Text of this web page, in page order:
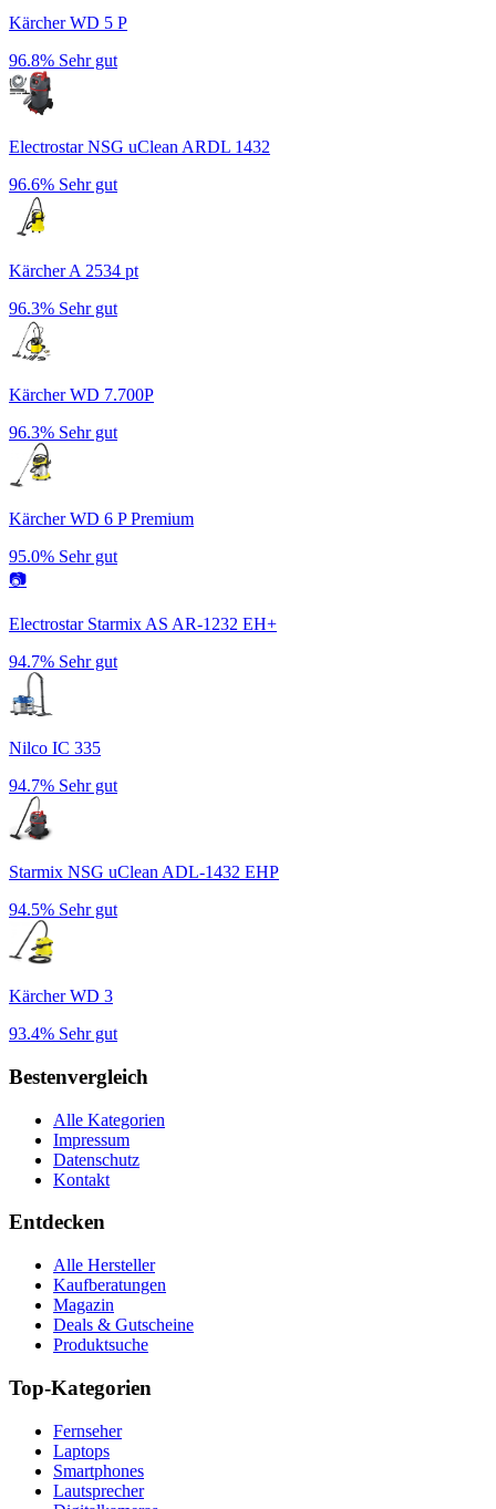
Kärcher WD 5 P
96.8% Sehr gut
Electrostar NSG uClean ARDL 1432
96.6% Sehr gut
Kärcher A 2534 pt
96.3% Sehr gut
Kärcher WD 7.700P
96.3% Sehr gut
Kärcher WD 6 P Premium
95.0% Sehr gut
📷
Electrostar Starmix AS AR-1232 EH+
94.7% Sehr gut
Nilco IC 335
94.7% Sehr gut
Starmix NSG uClean ADL-1432 EHP
94.5% Sehr gut
Kärcher WD 3
93.4% Sehr gut
Bestenvergleich
Alle Kategorien
Impressum
Datenschutz
Kontakt
Entdecken
Alle Hersteller
Kaufberatungen
Magazin
Deals & Gutscheine
Produktsuche
Top-Kategorien
Fernseher
Laptops
Smartphones
Lautsprecher